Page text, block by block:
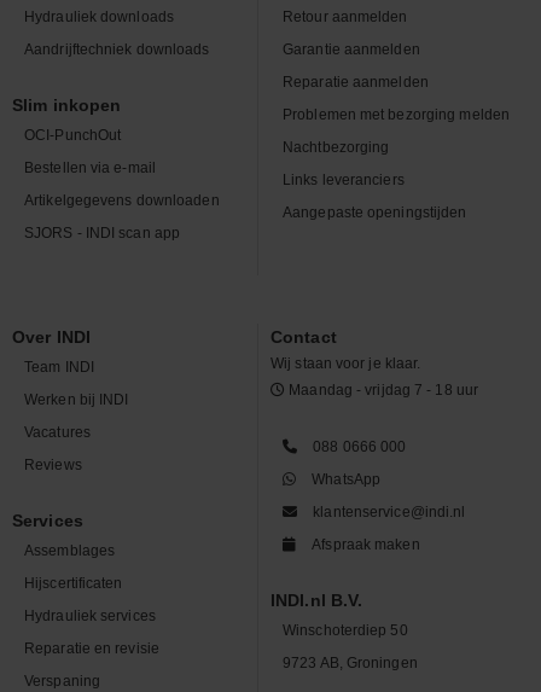
Hydrauliek downloads
Aandrijftechniek downloads
Slim inkopen
OCI-PunchOut
Bestellen via e-mail
Artikelgegevens downloaden
SJORS - INDI scan app
Retour aanmelden
Garantie aanmelden
Reparatie aanmelden
Problemen met bezorging melden
Nachtbezorging
Links leveranciers
Aangepaste openingstijden
Over INDI
Team INDI
Werken bij INDI
Vacatures
Reviews
Services
Assemblages
Hijscertificaten
Hydrauliek services
Reparatie en revisie
Verspaning
Contact
Wij staan voor je klaar.
Maandag - vrijdag 7 - 18 uur
088 0666 000
WhatsApp
klantenservice@indi.nl
Afspraak maken
INDI.nl B.V.
Winschoterdiep 50
9723 AB, Groningen